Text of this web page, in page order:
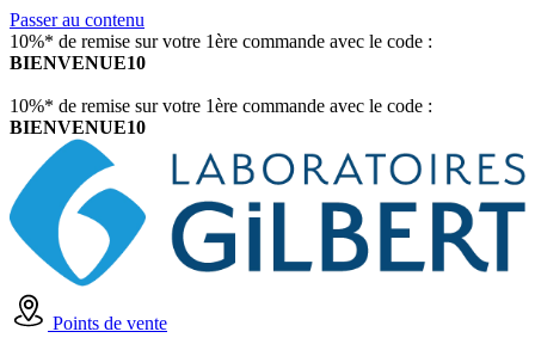
Passer au contenu
10%* de remise sur votre 1ère commande avec le code :
BIENVENUE10
10%* de remise sur votre 1ère commande avec le code :
BIENVENUE10
Points de vente